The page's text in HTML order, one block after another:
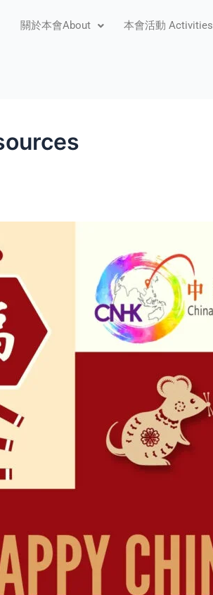
關於本會About 本會活動 Activities